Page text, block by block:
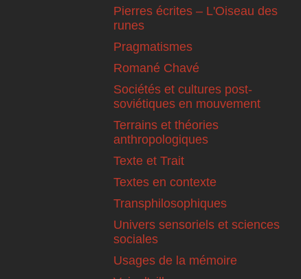
Pierres écrites – L'Oiseau des
runes
Pragmatismes
Romané Chavé
Sociétés et cultures post-
soviétiques en mouvement
Terrains et théories
anthropologiques
Texte et Trait
Textes en contexte
Transphilosophiques
Univers sensoriels et sciences
sociales
Usages de la mémoire